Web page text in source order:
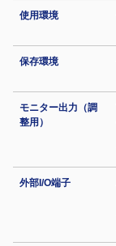
使用環境
保存環境
モニター出力（調
整用）
外部I/O端子